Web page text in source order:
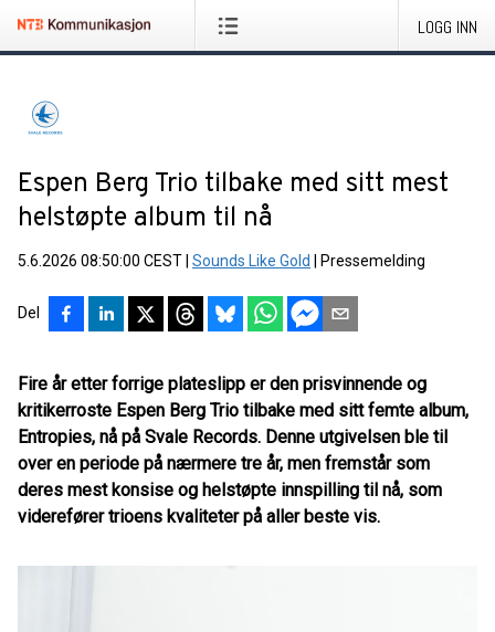
LOGG INN
Espen Berg Trio tilbake med sitt mest
helstøpte album til nå
5.6.2026 08:50:00 CEST Sounds Like Gold Pressemelding
Del
Fire år etter forrige plateslipp er den prisvinnende og
kritikerroste Espen Berg Trio tilbake med sitt femte album,
Entropies, nå på Svale Records. Denne utgivelsen ble til
over en periode på nærmere tre år, men fremstår som
deres mest konsise og helstøpte innspilling til nå, som
viderefører trioens kvaliteter på aller beste vis.